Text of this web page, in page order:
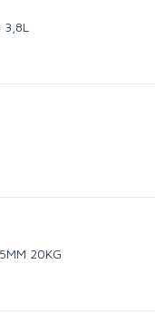
20KG